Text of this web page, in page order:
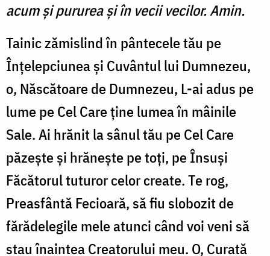
acum şi pururea şi în vecii vecilor. Amin.
Tainic zămislind în pântecele tău pe
Înțelepciunea și Cuvântul lui Dumnezeu,
o, Născătoare de Dumnezeu, L-ai adus pe
lume pe Cel Care ține lumea în mâinile
Sale. Ai hrănit la sânul tău pe Cel Care
păzește și hrănește pe toți, pe Însuși
Făcătorul tuturor celor create. Te rog,
Preasfântă Fecioară, să fiu slobozit de
fărădelegile mele atunci când voi veni să
stau înaintea Creatorului meu. O, Curată